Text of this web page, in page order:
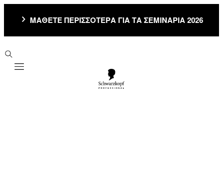
ΜΑΘΕΤΕ ΠΕΡΙΣΣΟΤΕΡΑ ΓΙΑ ΤΑ ΣΕΜΙΝΑΡΙΑ 2026
Mobile navigation